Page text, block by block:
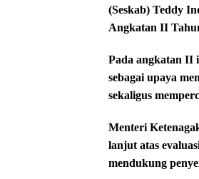
(Seskab) Teddy
Angkatan II
Pada angkatan II
sebagai upaya
sekaligus
Menteri
lanjut atas
mendukung